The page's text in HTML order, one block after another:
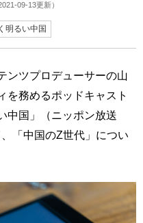
09-13更新）
明るい中国
ンツプロデューサーの山
を務めるポッドキャスト
中国」（ニッポン放送
「中国のZ世代」につい